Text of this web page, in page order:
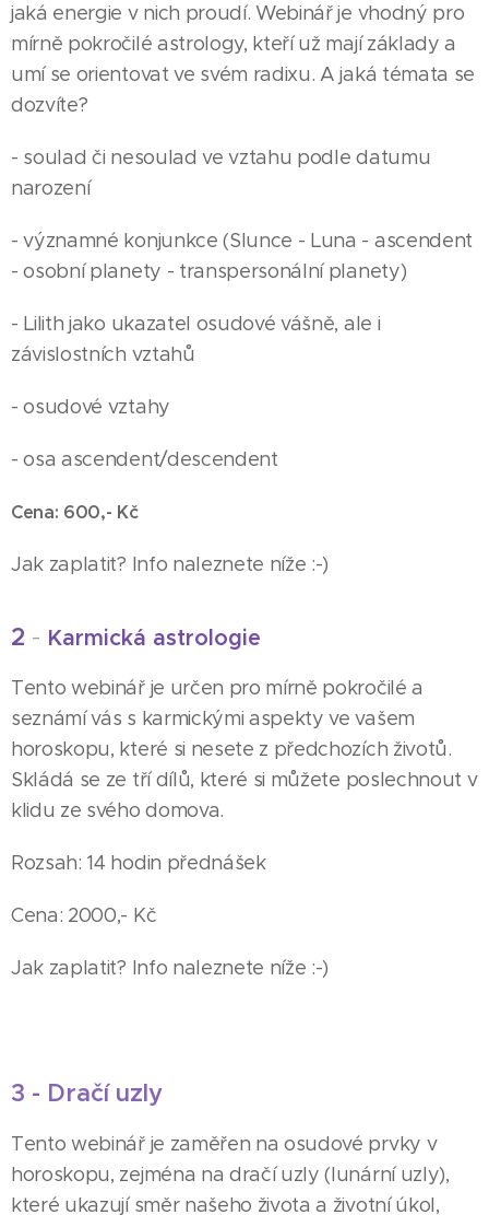
jaká energie v nich proudí. Webinář je vhodný pro
mírně pokročilé astrology, kteří už mají základy a
umí se orientovat ve svém radixu. A jaká témata se
dozvíte?
- soulad či nesoulad ve vztahu podle datumu
narození
- významné konjunkce (Slunce - Luna - ascendent
- osobní planety - transpersonální planety)
- Lilith jako ukazatel osudové vášně, ale i
závislostních vztahů
- osudové vztahy
- osa ascendent/descendent
Cena: 600,- Kč
Jak zaplatit? Info naleznete níže :-)
2 - Karmická astrologie
Tento webinář je určen pro mírně pokročilé a
seznámí vás s karmickými aspekty ve vašem
horoskopu, které si nesete z předchozích životů.
Skládá se ze tří dílů, které si můžete poslechnout v
klidu ze svého domova.
Rozsah: 14 hodin přednášek
Cena: 2000,- Kč
Jak zaplatit? Info naleznete níže :-)
3 - Dračí uzly
Tento webinář je zaměřen na osudové prvky v
horoskopu, zejména na dračí uzly (lunární uzly),
které ukazují směr našeho života a životní úkol,